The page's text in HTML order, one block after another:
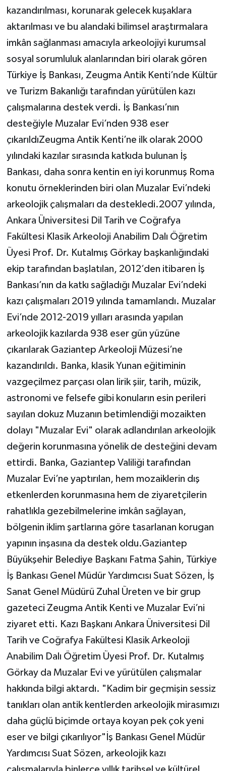
kazandırılması, korunarak gelecek kuşaklara
aktarılması ve bu alandaki bilimsel araştırmalara
imkân sağlanması amacıyla arkeolojiyi kurumsal
sosyal sorumluluk alanlarından biri olarak gören
Türkiye İş Bankası, Zeugma Antik Kenti’nde Kültür
ve Turizm Bakanlığı tarafından yürütülen kazı
çalışmalarına destek verdi. İş Bankası’nın
desteğiyle Muzalar Evi’nden 938 eser
çıkarıldıZeugma Antik Kenti’ne ilk olarak 2000
yılındaki kazılar sırasında katkıda bulunan İş
Bankası, daha sonra kentin en iyi korunmuş Roma
konutu örneklerinden biri olan Muzalar Evi’ndeki
arkeolojik çalışmaları da destekledi.2007 yılında,
Ankara Üniversitesi Dil Tarih ve Coğrafya
Fakültesi Klasik Arkeoloji Anabilim Dalı Öğretim
Üyesi Prof. Dr. Kutalmış Görkay başkanlığındaki
ekip tarafından başlatılan, 2012’den itibaren İş
Bankası’nın da katkı sağladığı Muzalar Evi’ndeki
kazı çalışmaları 2019 yılında tamamlandı. Muzalar
Evi’nde 2012-2019 yılları arasında yapılan
arkeolojik kazılarda 938 eser gün yüzüne
çıkarılarak Gaziantep Arkeoloji Müzesi’ne
kazandırıldı. Banka, klasik Yunan eğitiminin
vazgeçilmez parçası olan lirik şiir, tarih, müzik,
astronomi ve felsefe gibi konuların esin perileri
sayılan dokuz Muzanın betimlendiği mozaikten
dolayı "Muzalar Evi" olarak adlandırılan arkeolojik
değerin korunmasına yönelik de desteğini devam
ettirdi. Banka, Gaziantep Valiliği tarafından
Muzalar Evi’ne yaptırılan, hem mozaiklerin dış
etkenlerden korunmasına hem de ziyaretçilerin
rahatlıkla gezebilmelerine imkân sağlayan,
bölgenin iklim şartlarına göre tasarlanan korugan
yapının inşasına da destek oldu.Gaziantep
Büyükşehir Belediye Başkanı Fatma Şahin, Türkiye
İş Bankası Genel Müdür Yardımcısı Suat Sözen, İş
Sanat Genel Müdürü Zuhal Üreten ve bir grup
gazeteci Zeugma Antik Kenti ve Muzalar Evi’ni
ziyaret etti. Kazı Başkanı Ankara Üniversitesi Dil
Tarih ve Coğrafya Fakültesi Klasik Arkeoloji
Anabilim Dalı Öğretim Üyesi Prof. Dr. Kutalmış
Görkay da Muzalar Evi ve yürütülen çalışmalar
hakkında bilgi aktardı. "Kadim bir geçmişin sessiz
tanıkları olan antik kentlerden arkeolojik mirasımızı
daha güçlü biçimde ortaya koyan pek çok yeni
eser ve bilgi çıkarılıyor"İş Bankası Genel Müdür
Yardımcısı Suat Sözen, arkeolojik kazı